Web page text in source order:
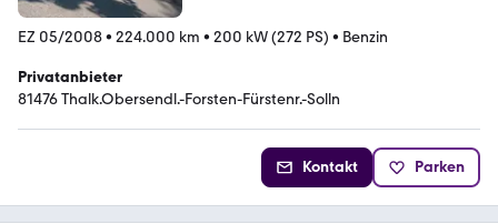
EZ 05/2008• 224.000 km • 200 kW (272 PS) • Benzin
Privatanbieter
81476 Thalk.Obersendl.-Forsten-Fürstenr.-Solln
Kontakt Parken